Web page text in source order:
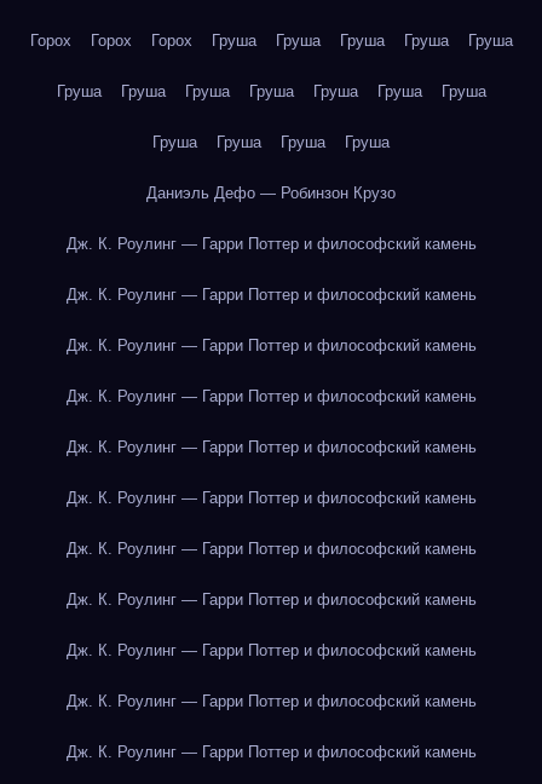
Горох Горох Горох Груша Груша Груша Груша Груша
Груша Груша Груша Груша Груша Груша Груша
Груша Груша Груша Груша
Даниэль Дефо — Робинзон Крузо
Дж. К. Роулинг — Гарри Поттер и философский камень
Дж. К. Роулинг — Гарри Поттер и философский камень
Дж. К. Роулинг — Гарри Поттер и философский камень
Дж. К. Роулинг — Гарри Поттер и философский камень
Дж. К. Роулинг — Гарри Поттер и философский камень
Дж. К. Роулинг — Гарри Поттер и философский камень
Дж. К. Роулинг — Гарри Поттер и философский камень
Дж. К. Роулинг — Гарри Поттер и философский камень
Дж. К. Роулинг — Гарри Поттер и философский камень
Дж. К. Роулинг — Гарри Поттер и философский камень
Дж. К. Роулинг — Гарри Поттер и философский камень